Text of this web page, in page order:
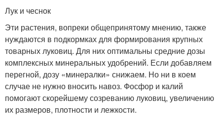
Лук и чеснок
Эти растения, вопреки общепринятому мнению, также
нуждаются в подкормках для формирования крупных
товарных луковиц. Для них оптимальны средние дозы
комплексных минеральных удобрений. Если добавляем
перегной, дозу «минералки» снижаем. Но ни в коем
случае не нужно вносить навоз. Фосфор и калий
помогают скорейшему созреванию луковиц, увеличению
их размеров, плотности и лежкости.